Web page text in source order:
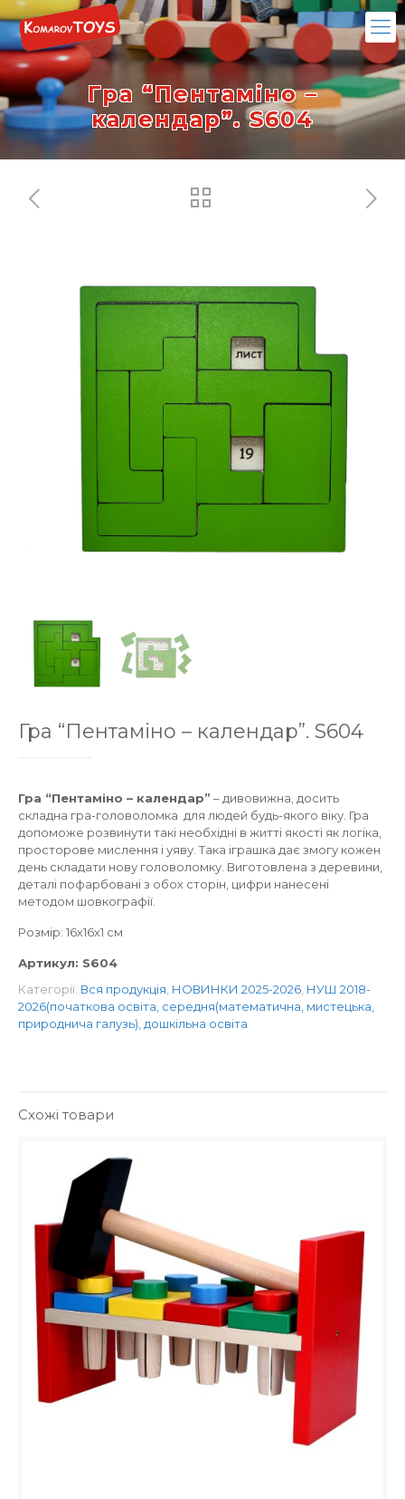
Гра “Пентаміно –
календар”. S604
Гра “Пентаміно – календар”. S604
Гра “Пентаміно – календар” – дивовижна, досить
складна гра-головоломка для людей будь-якого віку. Гра
допоможе розвинути такі необхідні в житті якості як логіка,
просторове мислення і уяву. Така іграшка дає змогу кожен
день складати нову головоломку. Виготовлена з деревини,
деталі пофарбовані з обох сторін, цифри нанесені
методом шовкографії.
Розмір: 16х16х1 см
Артикул: S604
Категорії: Вся продукція НОВИНКИ 2025-2026 НУШ 2018-
2026(початкова освіта, середня(математична, мистецька,
природнича галузь), дошкільна освіта
Схожі товари